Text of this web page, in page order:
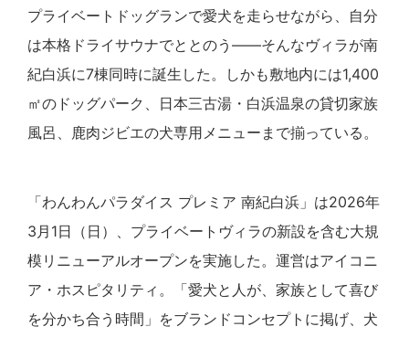
プライベートドッグランで愛犬を走らせながら、自分
は本格ドライサウナでととのう——そんなヴィラが南
紀白浜に7棟同時に誕生した。しかも敷地内には1,400
㎡のドッグパーク、日本三古湯・白浜温泉の貸切家族
風呂、鹿肉ジビエの犬専用メニューまで揃っている。
「わんわんパラダイス プレミア 南紀白浜」は2026年
3月1日（日）、プライベートヴィラの新設を含む大規
模リニューアルオープンを実施した。運営はアイコニ
ア・ホスピタリティ。「愛犬と人が、家族として喜び
を分かち合う時間」をブランドコンセプトに掲げ、犬